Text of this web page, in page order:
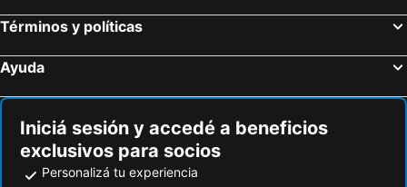
Términos y políticas
Ayuda
Iniciá sesión y accedé a beneficios
exclusivos para socios
Personalizá tu experiencia